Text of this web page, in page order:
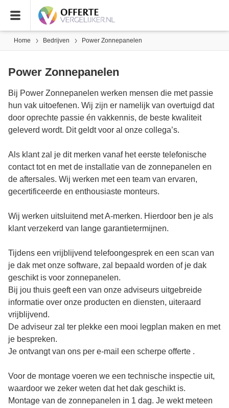
Home Bedrijven Power Zonnepanelen
Power Zonnepanelen
Bij Power Zonnepanelen werken mensen die met passie
hun vak uitoefenen. Wij zijn er namelijk van overtuigd dat
door oprechte passie én vakkennis, de beste kwaliteit
geleverd wordt. Dit geldt voor al onze collega’s.
Als klant zal je dit merken vanaf het eerste telefonische
contact tot en met de installatie van de zonnepanelen en
de aftersales. Wij werken met een team van ervaren,
gecertificeerde en enthousiaste monteurs.
Wij werken uitsluitend met A-merken. Hierdoor ben je als
klant verzekerd van lange garantietermijnen.
Tijdens een vrijblijvend telefoongesprek en een scan van
je dak met onze software, zal bepaald worden of je dak
geschikt is voor zonnepanelen.
Bij jou thuis geeft een van onze adviseurs uitgebreide
informatie over onze producten en diensten, uiteraard
vrijblijvend.
De adviseur zal ter plekke een mooi legplan maken en met
je bespreken.
Je ontvangt van ons per e-mail een scherpe offerte .
Voor de montage voeren we een technische inspectie uit,
waardoor we zeker weten dat het dak geschikt is.
Montage van de zonnepanelen in 1 dag. Je wekt meteen